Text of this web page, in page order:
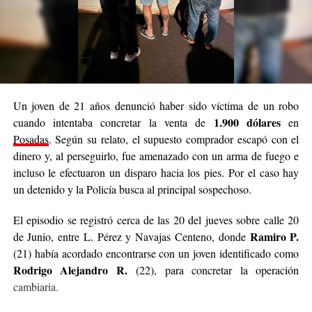
de la comisaría de San Javier.
Durante el procedimiento, los técnicos realizaronconstataciones
de evidencia digital en vivo sobre los teléfonos celulares y
encontrados en el inmueble.
De acuerdo con lo informado, esas tareas permitieron establecer
coincidencias entre datos e identificadores incluidos en los
reportes de NCMEC y la información hallada en los dispositivos.
El joven identificado comoL. D. R., de 20 años, quedó detenido
y a disposición de la Justicia. En tanto, los dispositivos
forenses.
Las pericias sobre la evidencia digital estarán a cargo del
personal especializado de la Saic, mientras que la investigación
continúa bajo la dirección del Juzgado de Instrucción Cinco de
Un joven de 21 años denunció haber sido víctima de un robo
cuando intentaba concretar la venta de 1.900 dólares en
Posadas. Según su relato, el supuesto comprador escapó con el
dinero y, al perseguirlo, fue amenazado con un arma de fuego e
incluso le efectuaron un disparo hacia los pies. Por el caso hay
un detenido y la Policía busca al principal sospechoso.
El episodio se registró cerca de las 20 del jueves sobre calle 20
de Junio, entre L. Pérez y Navajas Centeno, donde Ramiro P.
(21) había acordado encontrarse con un joven identificado como
Rodrigo Alejandro R.(22), para concretar la operación
cambiaria.